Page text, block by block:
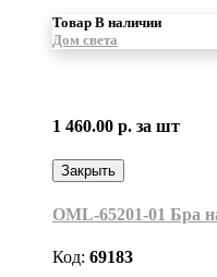
Товар В наличии
Дом света
1 460.00 р. за шт
Закрыть
OML-65201-01 Бра
Код: 69183